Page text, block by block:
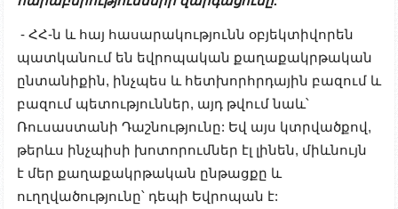
- ՀՀ-ն և հայ հասարակությունն օբյեկտիվորեն
պատկանում են եվրոպական քաղաքակրթական
ընտանիքին, ինչպես և հետխորհրդային բազում և
բազում պետություններ, այդ թվում նաև՝
Ռուսաստանի Դաշնությունը: Եվ այս կտրվածքով,
թերևս ինչպիսի խոտորումներ էլ լինեն, միևնույն
է մեր քաղաքակրթական ընթացքը և
ուղղվածությունը՝ դեպի Եվրոպան է: